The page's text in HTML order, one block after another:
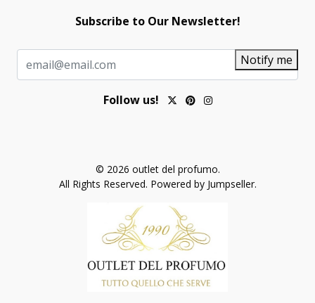
Subscribe to Our Newsletter!
Notify me
Follow us!
© 2026 outlet del profumo.
All Rights Reserved. Powered by Jumpseller.